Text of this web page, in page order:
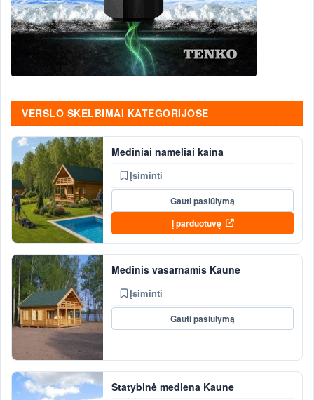
VERSLO SKELBIMAI KATEGORIJOSE
Mediniai nameliai kaina
Įsiminti
Gauti pasiūlymą
Į parduotuvę
Medinis vasarnamis Kaune
Įsiminti
Gauti pasiūlymą
Statybinė mediena Kaune